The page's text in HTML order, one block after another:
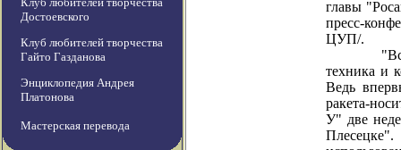
Достоевского
Клуб любителей творчества
Гайто Газданова
Энциклопедия Андрея
Платонова
Мастерская перевода
главы
пресс-
ЦУП/.
"Все мы
техника и
Ведь
ракета-
У" две